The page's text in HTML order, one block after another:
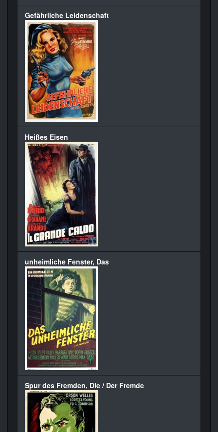
Gefährliche Leidenschaft
Heißes Eisen
unheimliche Fenster, Das
Spur des Fremden, Die / Der Fremde